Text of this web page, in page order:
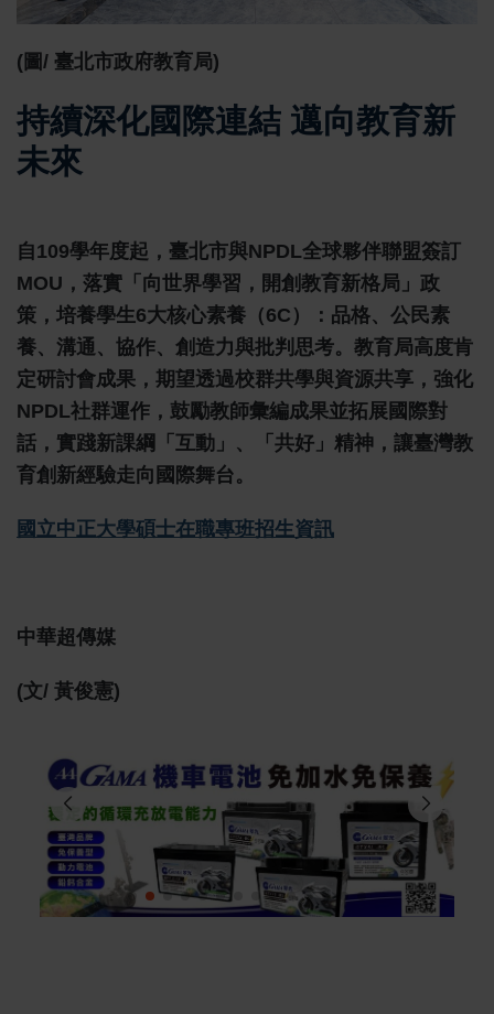
(圖/ 臺北市政府教育局)
持續深化國際連結 邁向教育新
未來
自109學年度起，臺北市與NPDL全球夥伴聯盟簽訂
MOU，落實「向世界學習，開創教育新格局」政
策，培養學生6大核心素養（6C）：品格、公民素
養、溝通、協作、創造力與批判思考。教育局高度肯
定研討會成果，期望透過校群共學與資源共享，強化
NPDL社群運作，鼓勵教師彙編成果並拓展國際對
話，實踐新課綱「互動」、「共好」精神，讓臺灣教
育創新經驗走向國際舞台。
國立中正大學碩士在職專班招生資訊
中華超傳媒
(文/ 黃俊憲)